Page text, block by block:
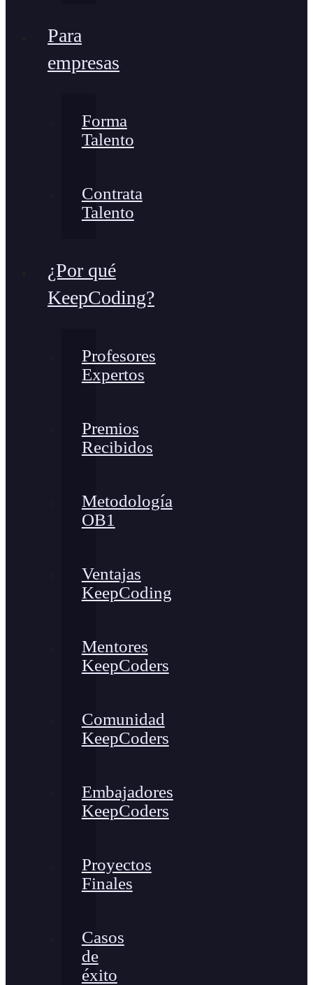
Para
empresas
Forma
Talento
Contrata
Talento
¿Por qué
KeepCoding?
Profesores
Expertos
Premios
Recibidos
Metodología
OB1
Ventajas
KeepCoding
Mentores
KeepCoders
Comunidad
KeepCoders
Embajadores
KeepCoders
Proyectos
Finales
Casos
de
éxito